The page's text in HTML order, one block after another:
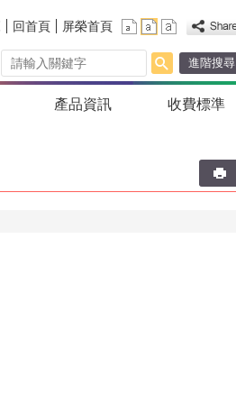
回首頁 屏榮首頁
進階搜尋
產品資訊 收費標準